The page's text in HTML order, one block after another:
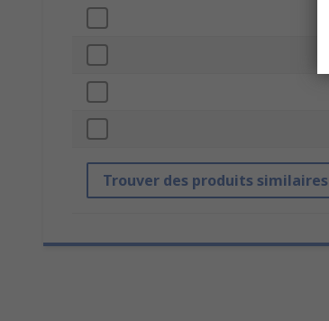
Trouver des produits similaires